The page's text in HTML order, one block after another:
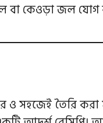
কেওড়া জল যোগ
ও সহজেই তৈরি করা